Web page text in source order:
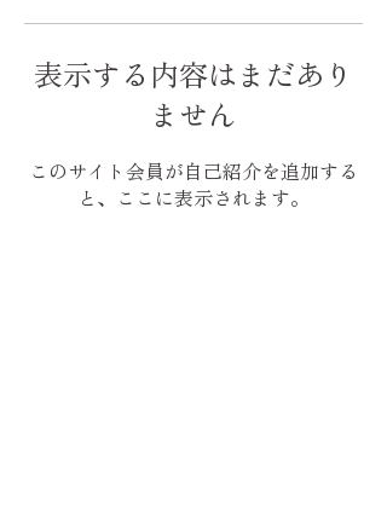
表示する内容はまだあり
ません
このサイト会員が自己紹介を追加する
と、ここに表示されます。